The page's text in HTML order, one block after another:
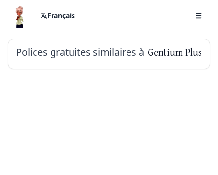
Français
Polices gratuites similaires à Gentium Plus